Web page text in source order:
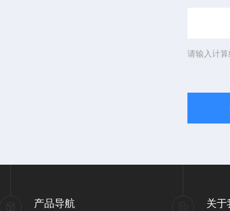
请输入计
产品导航 关于